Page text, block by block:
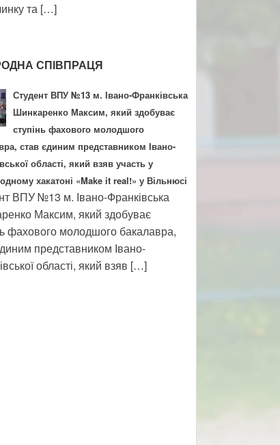
та […]
СПІВПРАЦЯ
Студент ВПУ №13 м. Івано-Франківська
Шинкаренко Максим, який здобуває
ступінь фахового молодшого
став єдиним представником Івано-
області, який взяв участь у
хакатоні «Make it real!» у Вільнюсі
ВПУ №13 м. Івано-Франківська
Максим, який здобуває
фахового молодшого бакалавра,
представником Івано-
області, який взяв […]